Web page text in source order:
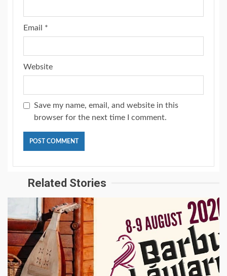
Email *
Website
Save my name, email, and website in this
browser for the next time I comment.
Related Stories